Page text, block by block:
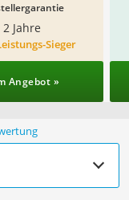
2 Jahre
Sieger
Angebot »